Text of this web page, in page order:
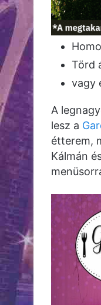
Törd
vagy
A
lesz a
étterem,
Kálmán